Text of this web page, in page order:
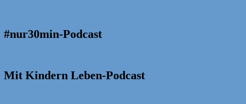
#nur30min-Podcast
Mit Kindern Leben-Podcast